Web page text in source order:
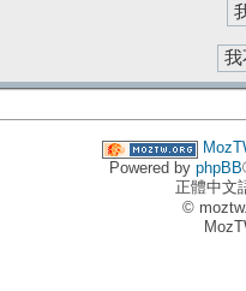
Powered by phpBB
正體中文
©